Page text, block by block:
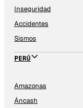
Inseguridad
Accidentes
Sismos
PERÚ
Amazonas
Áncash